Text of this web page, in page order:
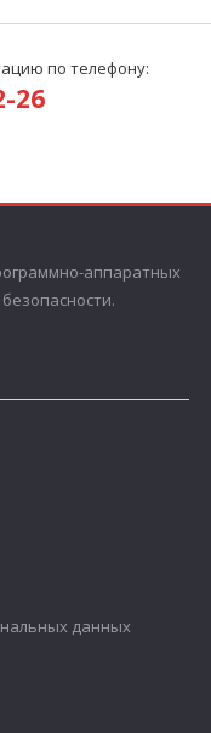
по телефону:
26
аппаратных
данных